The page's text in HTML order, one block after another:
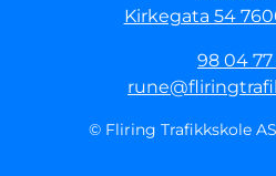
Kirkegata 54
98 04
© Fliring Trafikkskole